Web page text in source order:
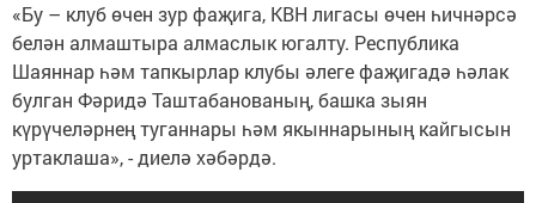
«Бу – клуб өчен зур фаҗига, КВН лигасы өчен һичнәрсә
белән алмаштыра алмаслык югалту. Республика
Шаяннар һәм тапкырлар клубы әлеге фаҗигадә һәлак
булган Фәридә Таштабанованың, башка зыян
күрүчеләрнең туганнары һәм якыннарының кайгысын
уртаклаша», - диелә хәбәрдә.